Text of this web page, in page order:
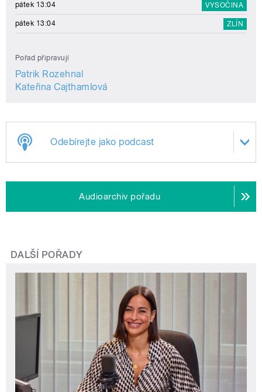
pátek 13:04 VYSOČINA
pátek 13:04 ZLÍN
Pořad připravují
Patrik Rozehnal
Kateřina Cajthamlová
Odebírejte jako podcast
Audioarchiv pořadu
DALŠÍ POŘADY